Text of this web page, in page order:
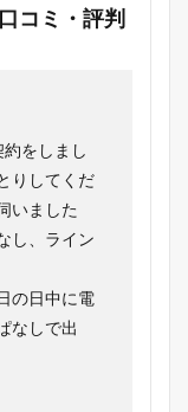
コミ・評判
をしまし
りしてくだ
いました
し、ライン
の日中に電
なしで出